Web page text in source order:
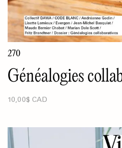
270
Généalogies
10,00$ CAD